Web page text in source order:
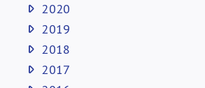
2020
2019
2018
2017